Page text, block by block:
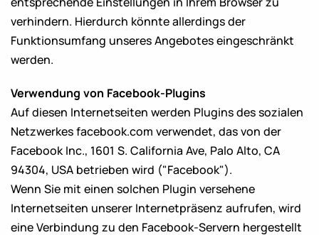
verhindern. Hierdurch könnte allerdings der
Funktionsumfang unseres Angebotes eingeschränkt
werden.
Verwendung von Facebook-Plugins
Auf diesen Internetseiten werden Plugins des sozialen
Netzwerkes facebook.com verwendet, das von der
Facebook Inc., 1601 S. California Ave, Palo Alto, CA
94304, USA betrieben wird ("Facebook").
Wenn Sie mit einen solchen Plugin versehene
Internetseiten unserer Internetpräsenz aufrufen, wird
eine Verbindung zu den Facebook-Servern hergestellt